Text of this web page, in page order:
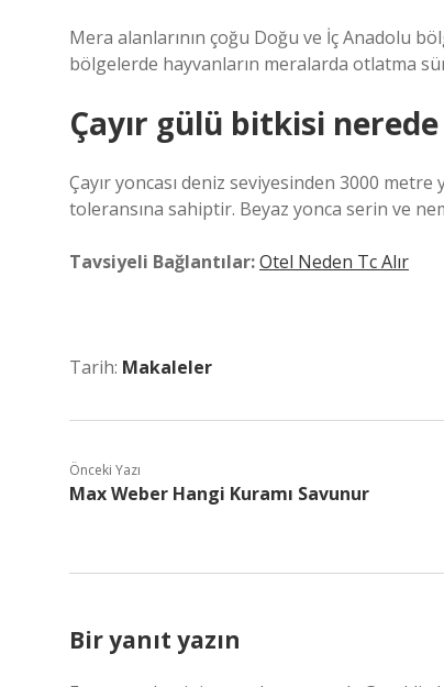
Mera alanlarının çoğu Doğu ve İç Anadolu
bölgelerde hayvanların meralarda otlatma
Çayır gülü bitkisi
Çayır yoncası deniz seviyesinden 3000
toleransına sahiptir. Beyaz yonca serin ve
Tavsiyeli Bağlantılar:Otel Neden Tc Alır
Tarih: Makaleler
Önceki Yazı
Max Weber Hangi Kuramı Savunur
Bir yanıt yazın